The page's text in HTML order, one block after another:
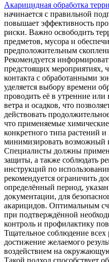
Акарицидная обработка
начинается с правильной
повышает эффективность
риски. Важно освободить
предметов, мусора и
предположительным
Рекомендуется
предстоящих мероприятиях,
контакта с обработанными
уделяется выбору времени
проводить её в утренние или
ветра и осадков, что
действовать
что применяемые химические
конкретного типа растений
минимизировать возможный
Специалисты должны
защиты, а также соблюдать
инструкций по
рекомендуется ограничить
определённый период,
документации, для
акарицидов. Оптимальным
при подтверждённой
контроль и профилактику
Тщательное соблюдение всех
достижение желаемого
воздействием на